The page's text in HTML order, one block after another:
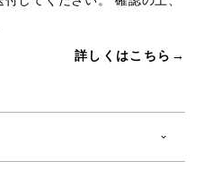
詳しくはこちら→